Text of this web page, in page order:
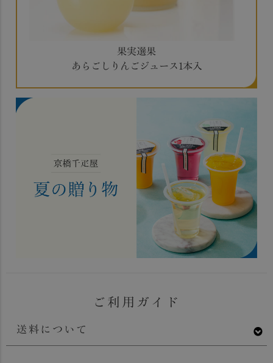
果実選果
あらごしりんごジュース1本入
ご利用ガイド
送料について